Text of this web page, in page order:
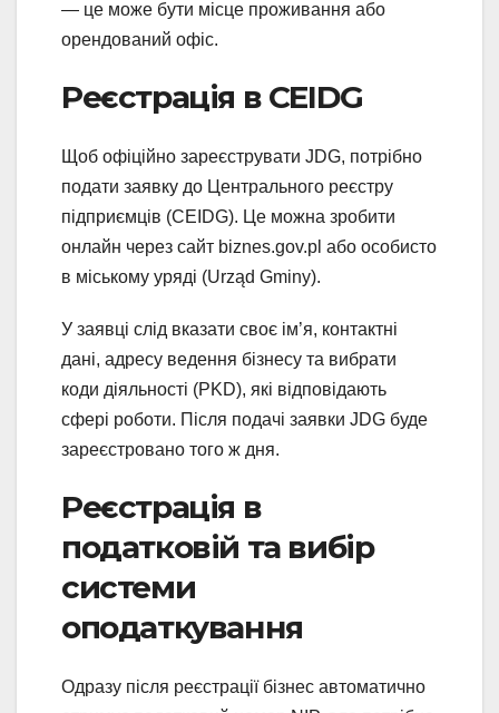
— це може бути місце проживання або
орендований офіс.
Реєстрація в CEIDG
Щоб офіційно зареєструвати JDG, потрібно
подати заявку до Центрального реєстру
підприємців (CEIDG). Це можна зробити
онлайн через сайт biznes.gov.pl або особисто
в міському уряді (Urząd Gminy).
У заявці слід вказати своє ім’я, контактні
дані, адресу ведення бізнесу та вибрати
коди діяльності (PKD), які відповідають
сфері роботи. Після подачі заявки JDG буде
зареєстровано того ж дня.
Реєстрація в
податковій та вибір
системи
оподаткування
Одразу після реєстрації бізнес автоматично